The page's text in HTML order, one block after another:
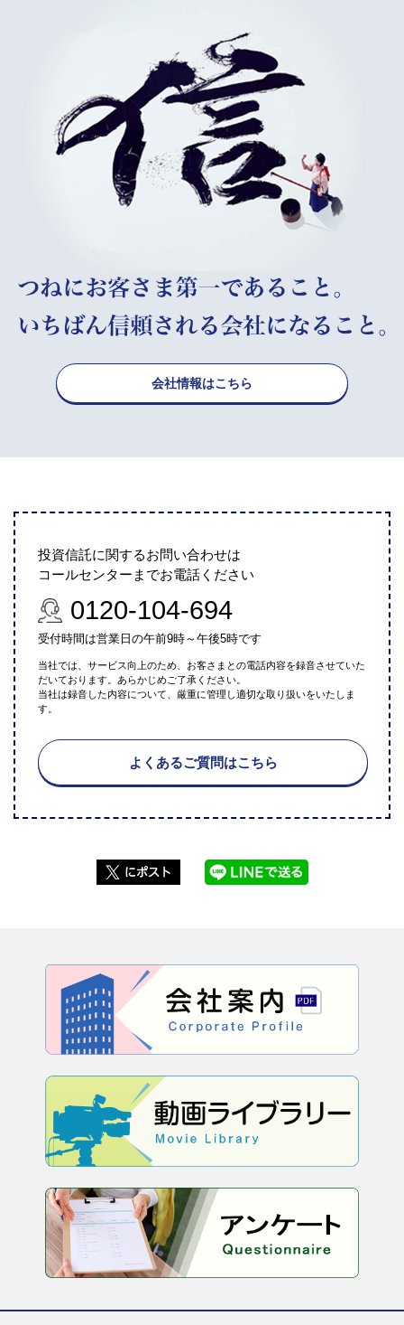
会社情報はこちら
投資信託に関するお問い合わせは
コールセンターまでお電話ください
0120-104-694
受付時間は営業日の午前9時～午後5時です
当社では、サービス向上のため、お客さまとの電話内容を録音させていた
だいております。あらかじめご了承ください。
当社は録音した内容について、厳重に管理し適切な取り扱いをいたしま
す。
よくあるご質問はこちら